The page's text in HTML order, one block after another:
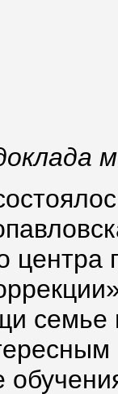
центра
семье